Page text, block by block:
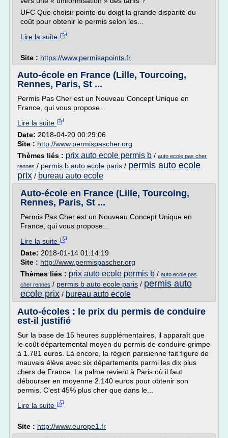
UFC Que choisir pointe du doigt la grande disparité du
coût pour obtenir le permis selon les...
Lire la suite
Site : https://www.permisapoints.fr
Auto-école en France (Lille, Tourcoing,
Rennes, Paris, St ...
Permis Pas Cher est un Nouveau Concept Unique en
France, qui vous propose...
Lire la suite
Date: 2018-04-20 00:29:06
Site : http://www.permispascher.org
Thèmes liés : prix auto ecole permis b / auto ecole pas cher
rennes / permis b auto ecole paris / permis auto ecole
prix / bureau auto ecole
Auto-école en France (Lille, Tourcoing,
Rennes, Paris, St ...
Permis Pas Cher est un Nouveau Concept Unique en
France, qui vous propose...
Lire la suite
Date: 2018-01-14 01:14:19
Site : http://www.permispascher.org
Thèmes liés : prix auto ecole permis b / auto ecole pas
cher rennes / permis b auto ecole paris / permis auto
ecole prix / bureau auto ecole
Auto-écoles : le prix du permis de conduire
est-il justifié
Sur la base de 15 heures supplémentaires, il apparaît que
le coût départemental moyen du permis de conduire grimpe
à 1.781 euros. Là encore, la région parisienne fait figure de
mauvais élève avec six départements parmi les dix plus
chers de France. La palme revient à Paris où il faut
débourser en moyenne 2.140 euros pour obtenir son
permis. C'est 45% plus cher que dans le...
Lire la suite
Site : http://www.europe1.fr